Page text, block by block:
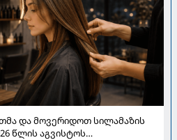
და მოვერიდოთ სილამაზის
წლის აგვისტოს